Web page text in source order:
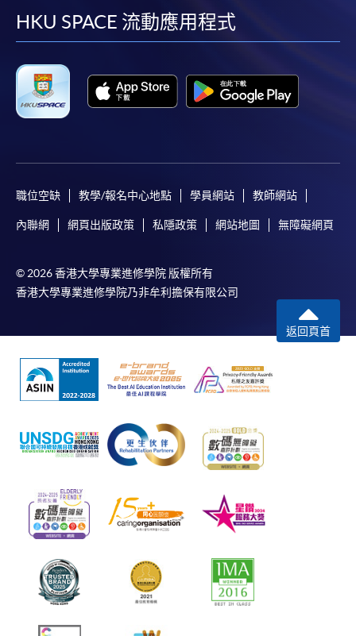
facebook
youtube
linkedin
HKU SPACE 流動應用程式
職位空缺 教學/報名中心地點 學員網站 教師網站
內聯網 網頁出版政策 私隱政策 網站地圖 無障礙網頁
© 2026 香港大學專業進修學院 版權所有
香港大學專業進修學院乃非牟利擔保有限公司
返回頁首